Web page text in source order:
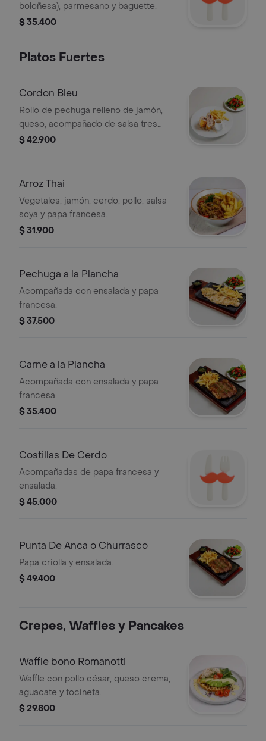
boloñesa), parmesano y baguette.
$ 35.400
Platos Fuertes
Cordon Bleu
Rollo de pechuga relleno de jamón,
queso, acompañado de salsa tres
quesos, papa francesa y ensalada.
$ 42.900
Arroz Thai
Vegetales, jamón, cerdo, pollo, salsa
soya y papa francesa.
$ 31.900
Pechuga a la Plancha
Acompañada con ensalada y papa
francesa.
$ 37.500
Carne a la Plancha
Acompañada con ensalada y papa
francesa.
$ 35.400
Costillas De Cerdo
Acompañadas de papa francesa y
ensalada.
$ 45.000
Punta De Anca o Churrasco
Papa criolla y ensalada.
$ 49.400
Crepes, Waffles y Pancakes
Waffle bono Romanotti
Waffle con pollo césar, queso crema,
aguacate y tocineta.
$ 29.800